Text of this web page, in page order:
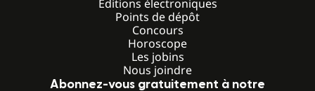
Éditions électroniques
Points de dépôt
Concours
Horoscope
Les jobins
Nous joindre
Abonnez-vous gratuitement à notre